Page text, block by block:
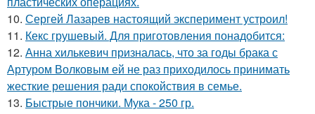
10. Сергей Лазарев настоящий эксперимент устроил!
11. Кекс грушевый. Для приготовления понадобится:
12. Анна хилькевич призналась, что за годы брака с
Артуром Волковым ей не раз приходилось принимать
жесткие решения ради спокойствия в семье.
13. Быстрые пончики. Мука - 250 гр.